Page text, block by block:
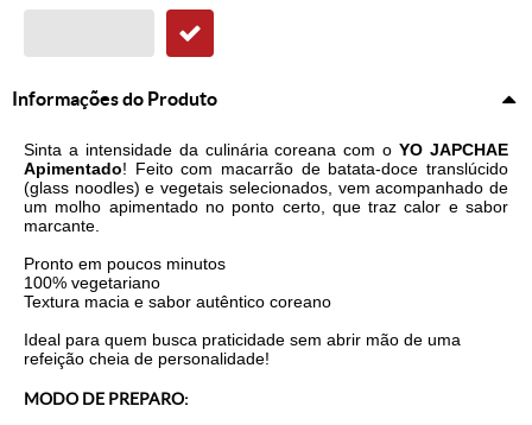
Informações do Produto
Sinta a intensidade da culinária coreana com oYO JAPCHAE
Apimentado! Feito com macarrão de batata-doce translúcido
(glass noodles) e vegetais selecionados, vem acompanhado de
um molho apimentado no ponto certo, que traz calor e sabor
marcante.
Pronto em poucos minutos
100% vegetariano
Textura macia e sabor autêntico coreano
Ideal para quem busca praticidade sem abrir mão de uma
refeição cheia de personalidade!
MODO DE PREPARO: